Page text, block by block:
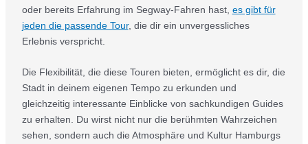
oder bereits Erfahrung im Segway-Fahren hast, es gibt für
jeden die passende Tour, die dir ein unvergessliches
Erlebnis verspricht.
Die Flexibilität, die diese Touren bieten, ermöglicht es dir, die
Stadt in deinem eigenen Tempo zu erkunden und
gleichzeitig interessante Einblicke von sachkundigen Guides
zu erhalten. Du wirst nicht nur die berühmten Wahrzeichen
sehen, sondern auch die Atmosphäre und Kultur Hamburgs